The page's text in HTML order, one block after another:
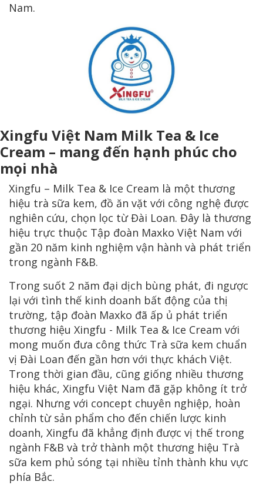
Nam.
Xingfu Việt Nam Milk Tea & Ice
Cream – mang đến hạnh phúc cho
mọi nhà
Xingfu – Milk Tea & Ice Cream là một thương
hiệu trà sữa kem, đồ ăn vặt với công nghệ được
nghiên cứu, chọn lọc từ Đài Loan. Đây là thương
hiệu trực thuộc Tập đoàn Maxko Việt Nam với
gần 20 năm kinh nghiệm vận hành và phát triển
trong ngành F&B.
Trong suốt 2 năm đại dịch bùng phát, đi ngược
lại với tình thế kinh doanh bất động của thị
trường, tập đoàn Maxko đã ấp ủ phát triển
thương hiệu Xingfu - Milk Tea & Ice Cream với
mong muốn đưa công thức Trà sữa kem chuẩn
vị Đài Loan đến gần hơn với thực khách Việt.
Trong thời gian đầu, cũng giống nhiều thương
hiệu khác, Xingfu Việt Nam đã gặp không ít trở
ngại. Nhưng với concept chuyên nghiệp, hoàn
chỉnh từ sản phẩm cho đến chiến lược kinh
doanh, Xingfu đã khẳng định được vị thế trong
ngành F&B và trở thành một thương hiệu Trà
sữa kem phủ sóng tại nhiều tỉnh thành khu vực
phía Bắc.